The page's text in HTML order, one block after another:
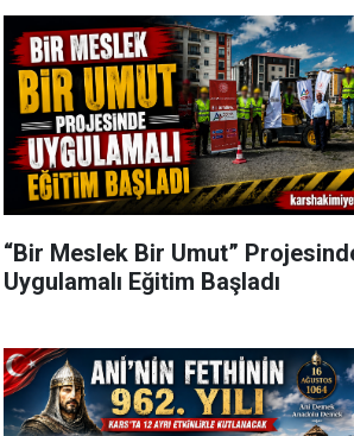
“Bir Meslek Bir Umut”
Uygulamalı Eğitim Başladı